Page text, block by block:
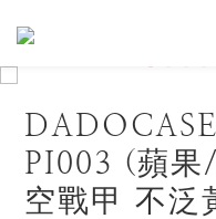
PI003 (蘋
空戰甲 不泛